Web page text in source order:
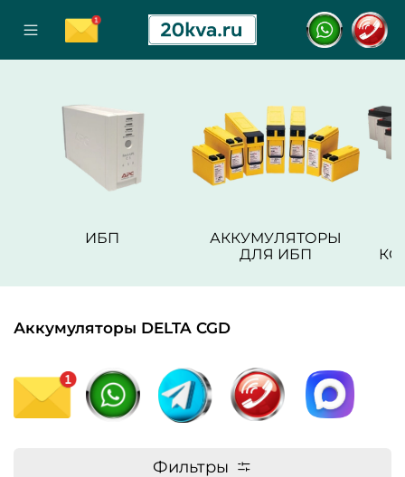
ИБП
АККУМУЛЯТОРЫ
ДЛЯ ИБП
Аккумуляторы DELTA CGD
Фильтры